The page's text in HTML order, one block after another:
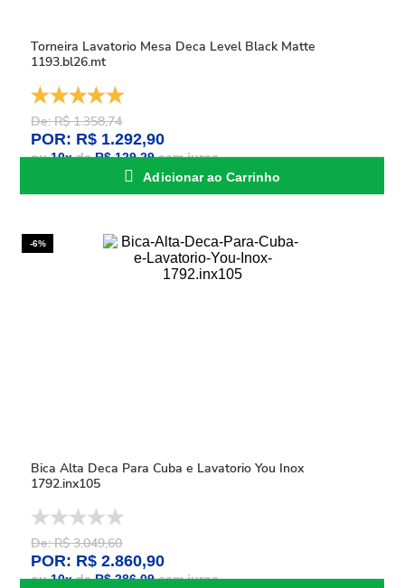
Torneira Lavatorio Mesa Deca Level Black Matte
1193.bl26.mt
De: R$ 1.358,74
POR: R$ 1.292,90
ou10xdeR$ 129,29sem juros
Adicionar ao Carrinho
-6%
Bica Alta Deca Para Cuba e Lavatorio You Inox
1792.inx105
De: R$ 3.049,60
POR: R$ 2.860,90
ou10xdeR$ 286,09sem juros